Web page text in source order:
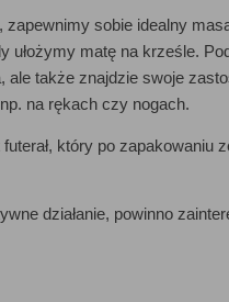
zapewnimy sobie idealny
ułożymy matę na krześle.
ale także znajdzie swoje
na rękach czy nogach.
który po zapakowaniu
działanie, powinno